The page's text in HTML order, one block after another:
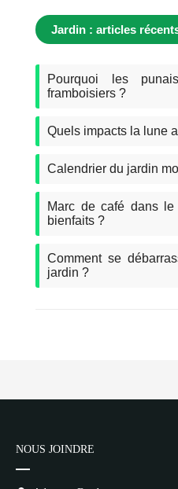
Jardin : articles
Pourquoi les
framboisiers ?
Quels impacts la lune
Calendrier du jardin
Marc de café dans
bienfaits ?
Comment se
jardin ?
NOUS JOINDRE